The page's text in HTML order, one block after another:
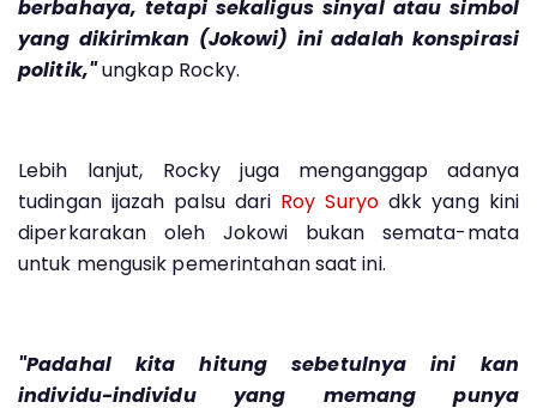
berbahaya, tetapi sekaligus sinyal atau simbol
yang dikirimkan (Jokowi) ini adalah konspirasi
politik,"ungkap Rocky.
Lebih lanjut, Rocky juga menganggap adanya
tudingan ijazah palsu dari Roy Suryodkk yang kini
diperkarakan oleh Jokowi bukan semata-mata
untuk mengusik pemerintahan saat ini.
"Padahal kita hitung sebetulnya ini kan
individu-individu yang memang punya